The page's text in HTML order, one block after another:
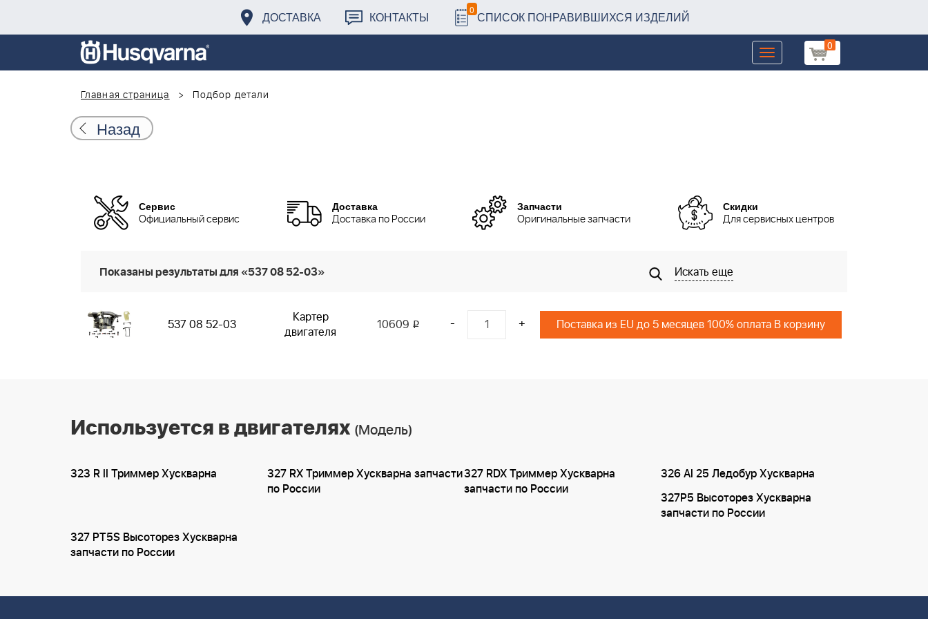
ДОСТАВКА КОНТАКТЫ 0 СПИСОК ПОНРАВИВШИХСЯ ИЗДЕЛИЙ
0
Toggle
navigation
Главная страница
Подбор детали
Назад
Сервис
Официальный сервис
Доставка
Доставка по России
Запчасти
Оригинальные запчасти
Скидки
Для сервисных центров
Показаны результаты для «537 08 52-03» Искать еще
537 08 52-03
Картер
двигателя
10609 i - + Поставка из EU до 5 месяцев 100% оплата В корзину
Используется в двигателях (Модель)
323 R II Триммер Хускварна
327 RX Триммер Хускварна запчасти
по России
327 RDX Триммер Хускварна
запчасти по России
326 AI 25 Ледобур Хускварна
327P5 Высоторез Хускварна
запчасти по России
327 PT5S Высоторез Хускварна
запчасти по России